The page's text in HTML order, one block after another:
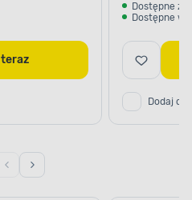
Kup teraz
Dostępne z
Dostępne w
Dodaj do